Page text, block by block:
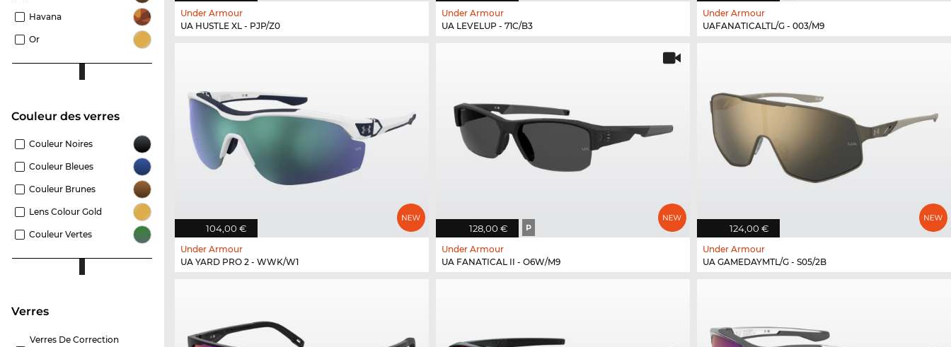
Havana
Or
Couleur des verres
Couleur Noires
Couleur Bleues
Couleur Brunes
Lens Colour Gold
Couleur Vertes
Verres
Verres De Correction
Under Armour
UA HUSTLE XL - PJP/Z0
Under Armour
UA LEVELUP - 71C/B3
Under Armour
UAFANATICALTL/G - 003/M9
104,00 €
Under Armour
UA YARD PRO 2 - WWK/W1
128,00 € P
Under Armour
UA FANATICAL II - O6W/M9
124,00 €
Under Armour
UA GAMEDAYMTL/G - S05/2B